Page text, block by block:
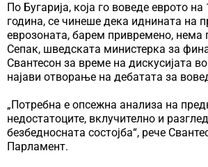
По Бугарија, која го воведе еврото на
година, се чинеше дека иднината на
еврозоната, барем привремено, нема
Сепак, шведската министерка за
Свантесон за време на дискусијата
најави отворање на дебатата за
„Потребна е опсежна анализа на
недостатоците, вклучително и
безбедносната состојба“, рече
Парламент.